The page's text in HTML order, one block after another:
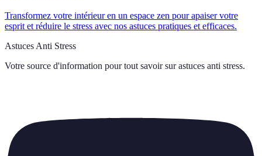
Transformez votre intérieur en un espace zen pour apaiser votre
esprit et réduire le stress avec nos astuces pratiques et efficaces.
Astuces Anti Stress
Votre source d'information pour tout savoir sur astuces anti stress.